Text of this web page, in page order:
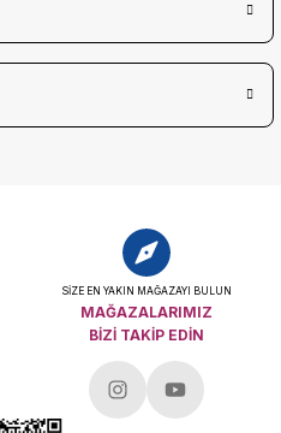
SİZE EN YAKIN MAĞAZAYI BULUN
MAĞAZALARIMIZ
BİZİ TAKİP EDİN